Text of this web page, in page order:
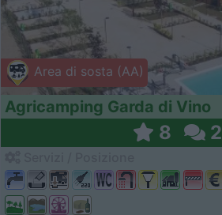
Area di sosta (AA)
Agricamping Garda di Vino
8 2